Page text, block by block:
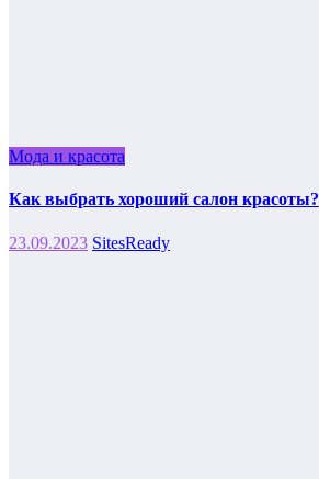
Мода и красота
Как выбрать хороший салон красоты?
23.09.2023 SitesReady